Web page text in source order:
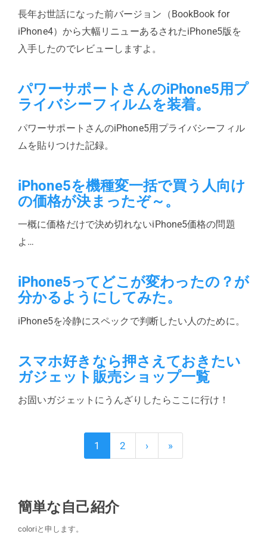
長年お世話になった前バージョン（BookBook for
iPhone4）から大幅リニューあるされたiPhone5版を
入手したのでレビューしますよ。
パワーサポートさんのiPhone5用プ
ライバシーフィルムを装着。
パワーサポートさんのiPhone5用プライバシーフィル
ムを貼りつけた記録。
iPhone5を機種変一括で買う人向け
の価格が決まったぞ～。
一概に価格だけで決め切れないiPhone5価格の問題
よ…
iPhone5ってどこが変わったの？が
分かるようにしてみた。
iPhone5を冷静にスペックで判断したい人のために。
スマホ好きなら押さえておきたい
ガジェット販売ショップ一覧
お固いガジェットにうんざりしたらここに行け！
1 2 › »
簡単な自己紹介
coloriと申します。